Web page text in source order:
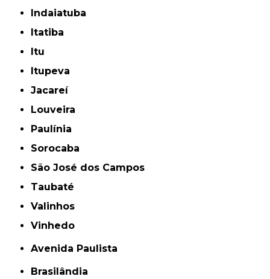
Indaiatuba
Itatiba
Itu
Itupeva
Jacareí
Louveira
Paulínia
Sorocaba
São José dos Campos
Taubaté
Valinhos
Vinhedo
Avenida Paulista
Brasilândia